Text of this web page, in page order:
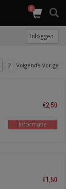
0
Inloggen
2 Volgende Vorige
€2,50
Informatie
€1,50